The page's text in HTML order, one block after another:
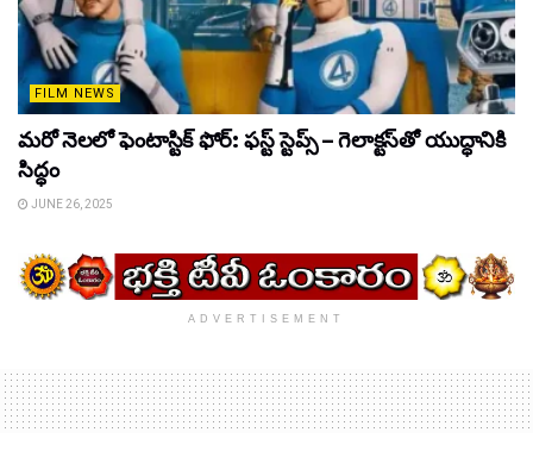
FILM NEWS
మరో నెలలో ఫెంటాస్టిక్ ఫోర్: ఫస్ట్ స్టెప్స్ – గెలాక్టస్‌తో యుద్ధానికి
సిద్ధం
JUNE 26, 2025
ADVERTISEMENT